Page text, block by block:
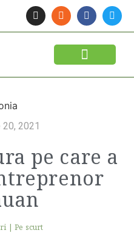
2021
pe care a
| Pe scurt